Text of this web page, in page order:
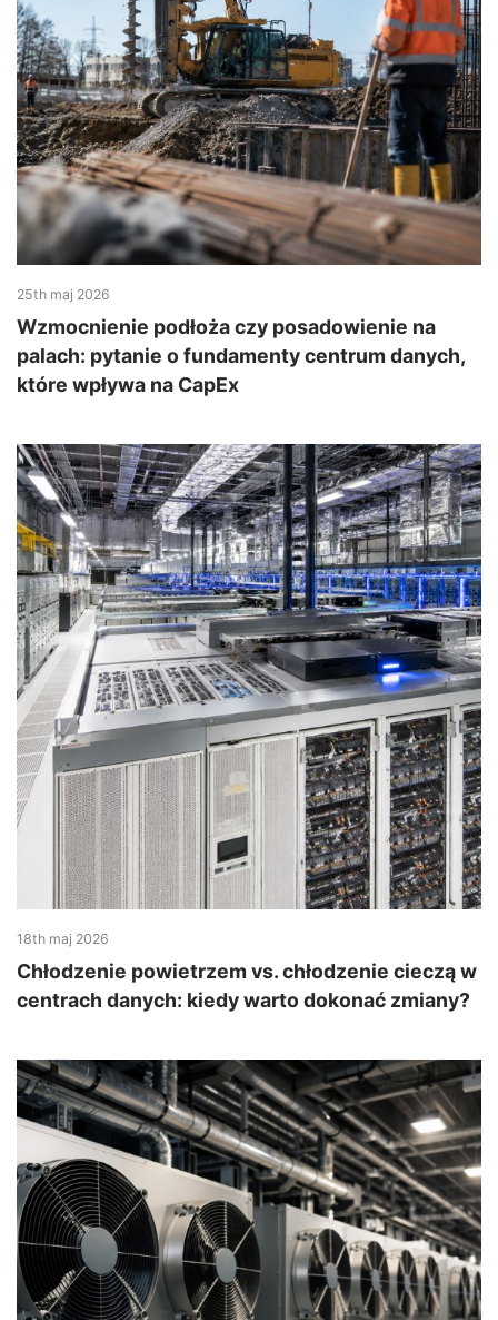
25th maj 2026
Wzmocnienie podłoża czy posadowienie na
palach: pytanie o fundamenty centrum danych,
które wpływa na CapEx
18th maj 2026
Chłodzenie powietrzem vs. chłodzenie cieczą w
centrach danych: kiedy warto dokonać zmiany?